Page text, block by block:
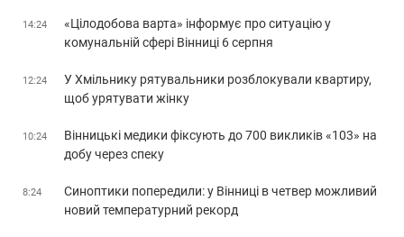
14:24
«Цілодобова варта» інформує про ситуацію у
комунальній сфері Вінниці 6 серпня
12:24
У Хмільнику рятувальники розблокували квартиру,
щоб урятувати жінку
10:24
Вінницькі медики фіксують до 700 викликів «103» на
добу через спеку
8:24
Синоптики попередили: у Вінниці в четвер можливий
новий температурний рекорд